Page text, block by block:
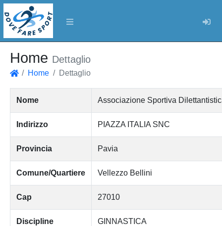
Home Dettaglio
Home Dettaglio
Nome Associazione Sportiva
Indirizzo PIAZZA ITALIA SNC
Provincia Pavia
Comune/Quartiere Vellezzo Bellini
Cap 27010
Discipline
GINNASTICA